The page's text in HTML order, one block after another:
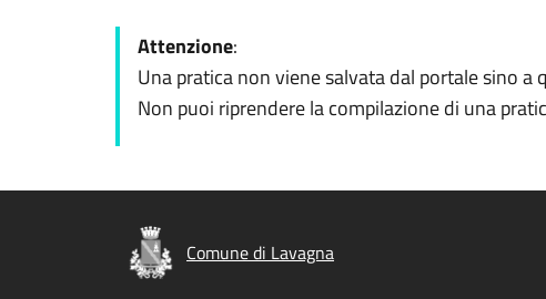
Attenzione:
Una pratica non viene salvata dal portale sino
Non puoi riprendere la compilazione di una
Comune di Lavagna